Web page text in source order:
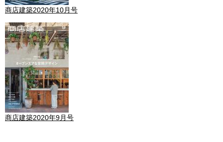
商店建築2020年10月号
商店建築2020年9月号